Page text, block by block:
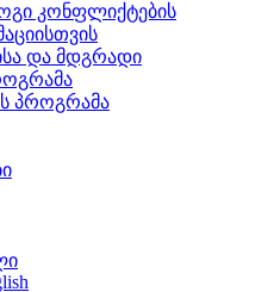
კონფლიქტების
და მდგრადი
პროგრამა